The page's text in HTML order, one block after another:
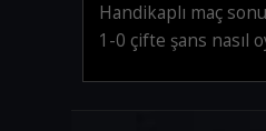
Handikaplı maç
1-0 çifte şans nasıl